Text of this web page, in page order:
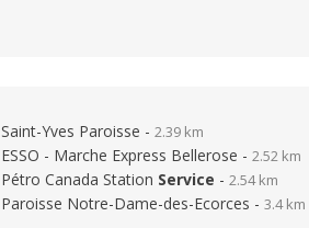
Saint-Yves Paroisse - 2.39 km
ESSO - Marche Express Bellerose - 2.52 km
Pétro Canada Station Service - 2.54 km
Paroisse Notre-Dame-des-Ecorces - 3.4 km